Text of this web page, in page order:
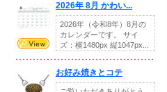
2026年 8月 かわい...
2026年（令和8年）8月の
カレンダーです。 サイ
ズ：横1480px 縦1047px...
お好み焼きとコテ